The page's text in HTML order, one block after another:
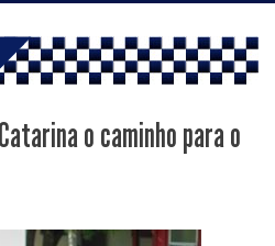
o caminho para o